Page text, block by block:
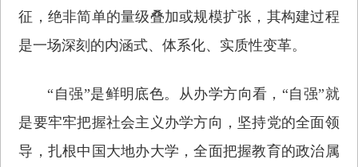
征，绝非简单的量级叠加或规模扩张，其构建过程
是一场深刻的内涵式、体系化、实质性变革。
“自强”是鲜明底色。从办学方向看，“自强”就
是要牢牢把握社会主义办学方向，坚持党的全面领
导，扎根中国大地办大学，全面把握教育的政治属